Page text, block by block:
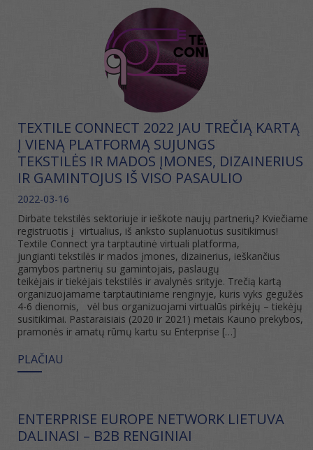
TEXTILE CONNECT 2022 JAU TREČIĄ KARTĄ
Į VIENĄ PLATFORMĄ SUJUNGS
TEKSTILĖS IR MADOS ĮMONES, DIZAINERIUS
IR GAMINTOJUS IŠ VISO PASAULIO
2022-03-16
Dirbate tekstilės sektoriuje ir ieškote naujų partnerių? Kviečiame
registruotis į virtualius, iš anksto suplanuotus susitikimus!
Textile Connect yra tarptautinė virtuali platforma,
jungianti tekstilės ir mados įmones, dizainerius, ieškančius
gamybos partnerių su gamintojais, paslaugų
teikėjais ir tiekėjais tekstilės ir avalynės srityje. Trečią kartą
organizuojamame tarptautiniame renginyje, kuris vyks gegužės
4-6 dienomis, vėl bus organizuojami virtualūs pirkėjų – tiekėjų
susitikimai. Pastaraisiais (2020 ir 2021) metais Kauno prekybos,
pramonės ir amatų rūmų kartu su Enterprise […]
PLAČIAU
ENTERPRISE EUROPE NETWORK LIETUVA
DALINASI – B2B RENGINIAI